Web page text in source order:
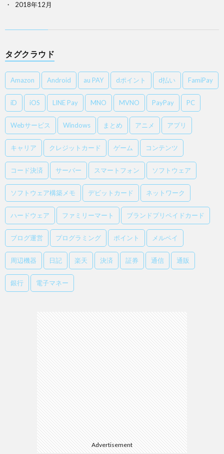
2018年12月
タグクラウド
Amazon Android au PAY dポイント d払い FamiPay
iD iOS LINE Pay MNO MVNO PayPay PC
Webサービス Windows まとめ アニメ アプリ
キャリア クレジットカード ゲーム コンテンツ
コード決済 サーバー スマートフォン ソフトウェア
ソフトウェア構築メモ デビットカード ネットワーク
ハードウェア ファミリーマート ブランドプリペイドカード
ブログ運営 プログラミング ポイント メルペイ
周辺機器 日記 楽天 決済 証券 通信 通販
銀行 電子マネー
Advertisement